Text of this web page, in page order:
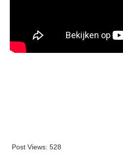
Post Views: 528